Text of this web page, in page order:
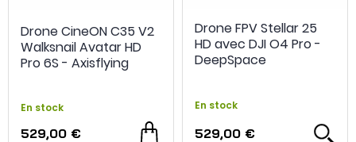
Drone CineON C35 V2
Walksnail Avatar HD
Pro 6S - Axisflying
En stock
529,00 €
Drone FPV Stellar 25
HD avec DJI O4 Pro -
DeepSpace
En stock
529,00 €